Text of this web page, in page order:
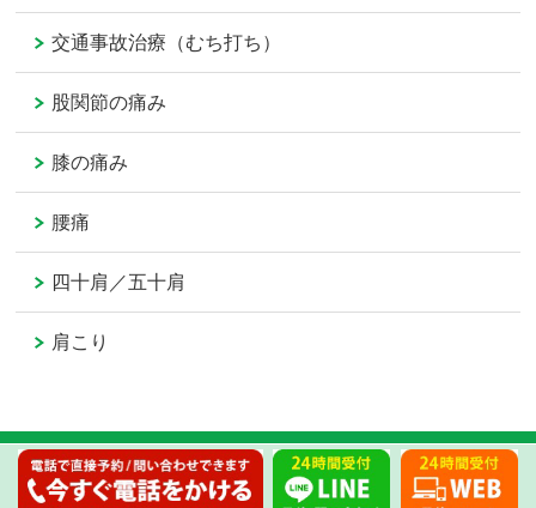
交通事故治療（むち打ち）
股関節の痛み
膝の痛み
腰痛
四十肩／五十肩
肩こり